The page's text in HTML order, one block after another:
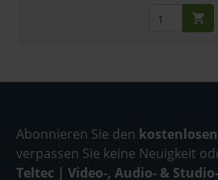
Abonnieren Sie den
verpassen Sie keine Neuigkeit
Teltec | Video-, Audio- &